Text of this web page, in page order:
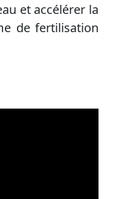
et accélérer la
de fertilisation